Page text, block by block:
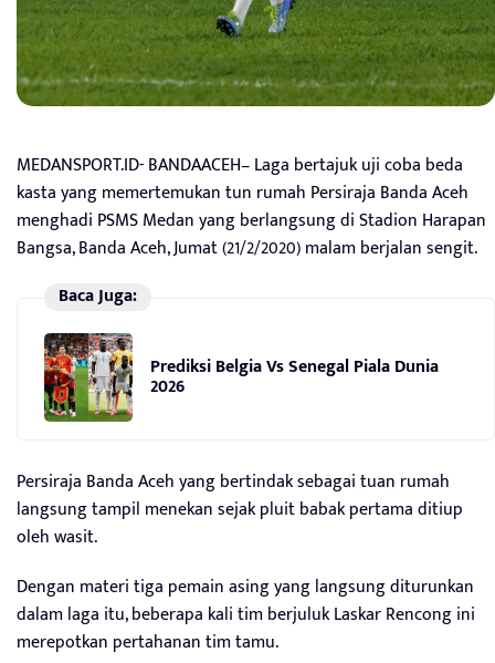
MEDANSPORT.ID- BANDAACEH– Laga bertajuk uji coba beda
kasta yang memertemukan tun rumah Persiraja Banda Aceh
menghadi PSMS Medan yang berlangsung di Stadion Harapan
Bangsa, Banda Aceh, Jumat (21/2/2020) malam berjalan sengit.
Baca Juga:
Prediksi Belgia Vs Senegal Piala Dunia
2026
Persiraja Banda Aceh yang bertindak sebagai tuan rumah
langsung tampil menekan sejak pluit babak pertama ditiup
oleh wasit.
Dengan materi tiga pemain asing yang langsung diturunkan
dalam laga itu, beberapa kali tim berjuluk Laskar Rencong ini
merepotkan pertahanan tim tamu.